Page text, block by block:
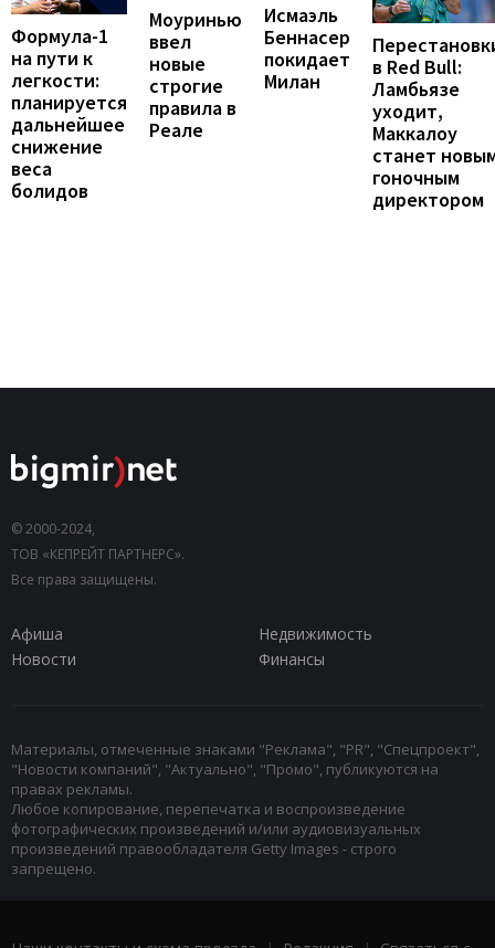
Формула-1
на пути к
легкости:
планируется
дальнейшее
снижение
веса
болидов
Моуринью
ввел
новые
строгие
правила в
Реале
Исмаэль
Беннасер
покидает
Милан
в Red Bull:
Ламбьязе
уходит,
Маккалоу
станет
гоночным
директором
© 2000-2024,
ТОВ «КЕПРЕЙТ ПАРТНЕРС».
Все права защищены.
Афиша
Недвижимость
Новости
Финансы
Материалы, отмеченные знаками "Реклама", "PR", "Спецпроект",
"Новости компаний", "Актуально", "Промо", публикуются на
правах рекламы.
Любое копирование, перепечатка и воспроизведение
фотографических произведений и/или аудиовизуальных
произведений правообладателя Getty Images - строго
запрещено.